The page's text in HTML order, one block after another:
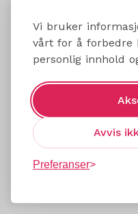
Vi bruker
vårt for å forbedre
personlig innhold
Avvis
Preferanser